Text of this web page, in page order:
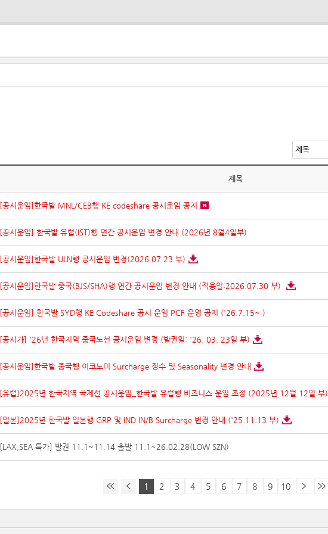
제목
[공시운임]한국발 MNL/CEB행 KE codeshare 공시운임 공지
[공시운임] 한국발 유럽(IST)행 연간 공시운임 변경 안내 (2026년 8월4일부)
[공시운임]한국발 ULN행 공시운임 변경(2026.07.23 부)
[공시운임]한국발 중국(BJS/SHA)행 연간 공시운임 변경 안내 (적용일:2026.07.30 부)
[공시운임] 한국발 SYD행 KE Codeshare 공시 운임 PCF 운영 공지 ('26.7.15~ )
[공시가] '26년 한국지역 중국노선 공시운임 변경 (발권일: '26. 03. 23일 부)
[공시운임]한국발 중국행 이코노미 Surcharge 징수 및 Seasonality 변경 안내
[유럽]2025년 한국지역 국제선 공시운임_한국발 유럽행 비즈니스 운임 조정 (2025년 12월 12일 부)
[일본]2025년 한국발 일본행 GRP 및 IND IN/B Surcharge 변경 안내 ('25.11.13 부)
[LAX,SEA 특가] 발권 11.1~11.14 출발 11.1~26.02.28(LOW SZN)
1 2 3 4 5 6 7 8 9 10